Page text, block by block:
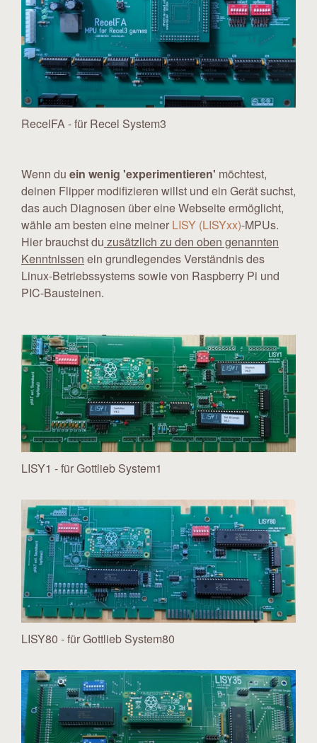
RecelFA - für Recel System3
Wenn du ein wenig 'experimentieren' möchtest,
deinen Flipper modifizieren willst und ein Gerät suchst,
das auch Diagnosen über eine Webseite ermöglicht,
wähle am besten eine meiner LISY (LISYxx)-MPUs.
Hier brauchst du zusätzlich zu den oben genannten
Kenntnissen ein grundlegendes Verständnis des
Linux-Betriebssystems sowie von Raspberry Pi und
PIC-Bausteinen.
LISY1 - für Gottlieb System1
LISY80 - für Gottlieb System80